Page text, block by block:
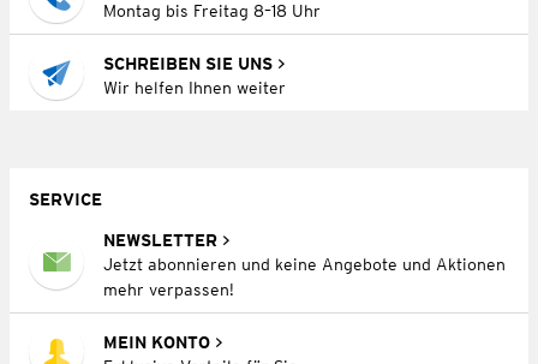
Montag bis Freitag 8–18 Uhr
SCHREIBEN SIE UNS
Wir helfen Ihnen weiter
SERVICE
NEWSLETTER
Jetzt abonnieren und keine Angebote und Aktionen
mehr verpassen!
MEIN KONTO